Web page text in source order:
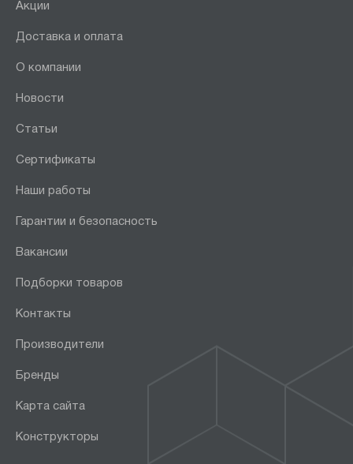
Акции
Доставка и оплата
О компании
Новости
Статьи
Сертификаты
Наши работы
Гарантии и безопасность
Вакансии
Подборки товаров
Контакты
Производители
Бренды
Карта сайта
Конструкторы